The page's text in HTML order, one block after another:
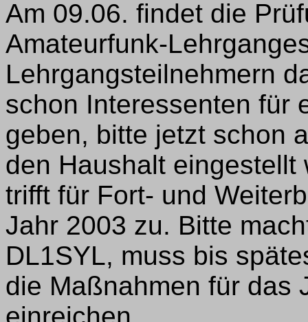
Am 09.06. findet die
Amateurfunk-
Lehrgangsteilnehmern
schon Interessenten für
geben, bitte jetzt schon
den Haushalt
trifft für Fort- und
Jahr 2003 zu. Bitte
DL1SYL, muss bis
die Maßnahmen für das